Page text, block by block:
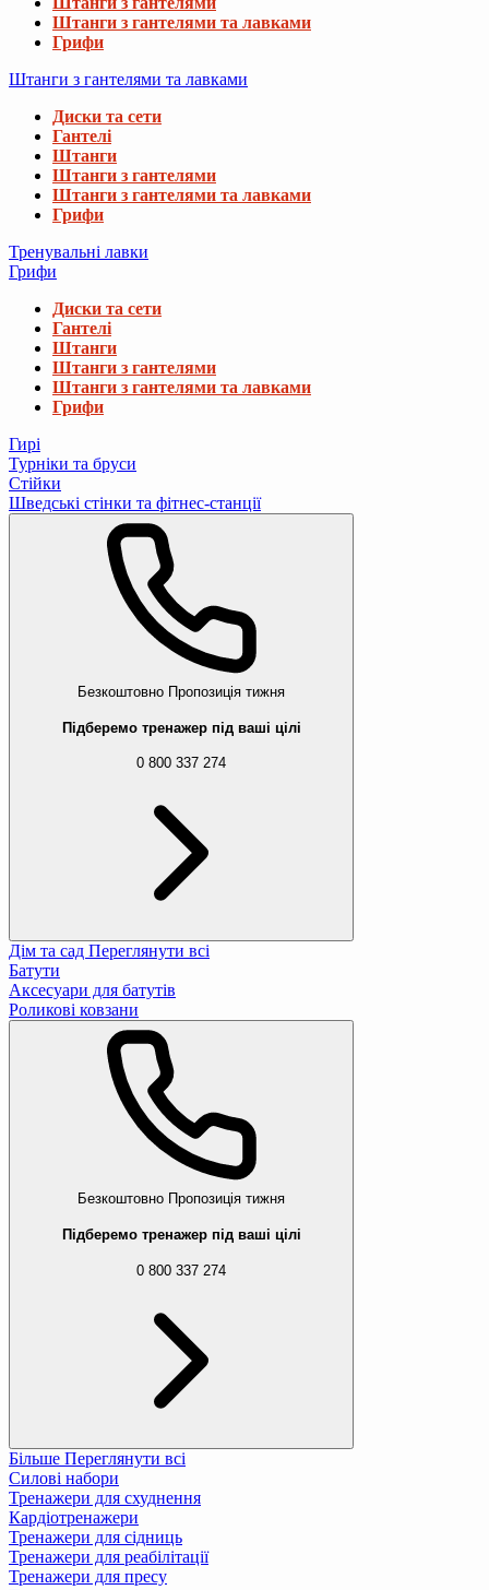
Штанги з гантелями та лавками
Грифи
Штанги з гантелями та лавками
Диски та сети
Гантелі
Штанги
Штанги з гантелями
Штанги з гантелями та лавками
Грифи
Тренувальні лавки
Грифи
Диски та сети
Гантелі
Штанги
Штанги з гантелями
Штанги з гантелями та лавками
Грифи
Гирі
Турніки та бруси
Стійки
Шведські стінки та фітнес-станції
Безкоштовно Пропозиція тижня
Підберемо тренажер під ваші цілі
0 800 337 274
Дім та сад Переглянути всі
Батути
Аксесуари для батутів
Роликові ковзани
Безкоштовно Пропозиція тижня
Підберемо тренажер під ваші цілі
0 800 337 274
Більше Переглянути всі
Силові набори
Тренажери для схуднення
Кардіотренажери
Тренажери для сідниць
Тренажери для реабілітації
Тренажери для пресу